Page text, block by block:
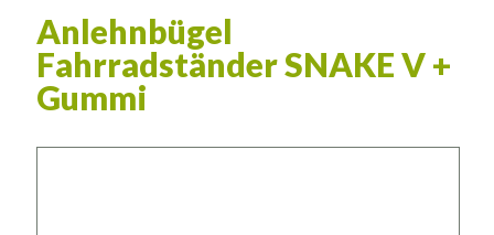
Anlehnbügel
Fahrradständer SNAKE V +
Gummi